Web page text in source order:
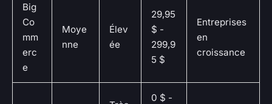
Big
Co
mm
erc
e
Moye
nne
Élev
ée
29,95
$ -
299,9
5 $
Entreprises
en
croissance
0 $ -